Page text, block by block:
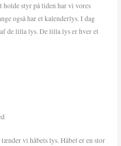
holde styr på tiden har vi vores
også har et kalenderlys. I dag
de lilla lys. De lilla lys er hver et
vi håbets lys. Håbet er en stor